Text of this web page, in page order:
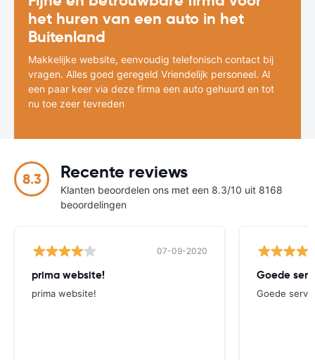
het huren van een auto in het
Buitenland
Makkelijke website, eenvoudig telefonisch contact bij
vragen. Alles goed geregeld Vriendelijk personeel. Al
een paar keer via deze firma een auto gehuurd en tot
nu toe zeer tevreden
8.3 Recente reviews
Klanten beoordelen ons met een 8.3/10 uit 8168
beoordelingen
07-09-2020
prima website!
prima website!
Goede
Goede